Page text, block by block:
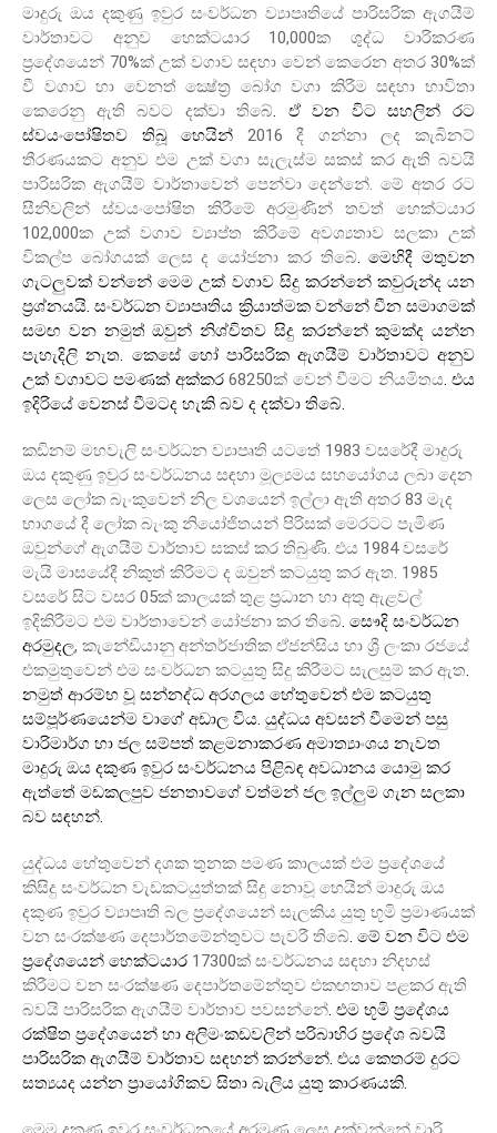
මාදුරු ඔය දකුණු ඉවුර සංවර්ධන ව්‍යාපෘතියේ පාරිසරික ඇගයීම්
වාර්තාවට අනුව හෙක්ටයාර 10,000ක ශුද්ධ වාරිකරණ
ප්‍රදේශයෙන් 70%ක් උක් වගාව සඳහා වෙන් කෙරෙන අතර 30%ක්
වී වගාව හා වෙනත් ක්‍ෂේත්‍ර බෝග වගා කිරීම සඳහා භාවිතා
කෙරෙනු ඇති බවට දක්වා තිබේ. ඒ වන විට සහලින් රට
ස්වයංපෝෂිතව තිබූ හෙයින් 2016
දී ගන්නා ලද කැබිනට්
තීරණයකට අනුව එම උක් වගා සැලැස්ම සකස් කර ඇති බවයි
පාරිසරික ඇගයීම් වාර්තාවෙන් පෙන්වා දෙන්නේ.මේ අතර රට
සීනිවලින් ස්වයංපෝෂිත කිරීමේ අරමුණින් තවත් හෙක්ටයාර
102,000ක උක් වගාව ව්‍යාප්ත කිරීමේ අවශ්‍යතාව සලකා උක්
විකල්ප බෝගයක් ලෙස ද යෝජනා කර තිබේ.මෙහිදී මතුවන
ගැටලුවක් වන්නේ මෙම උක් වගාව සිදු කරන්නේ කවුරුන්ද යන
ප්‍රශ්නයයි.සංවර්ධන ව්‍යාපෘතිය ක්‍රියාත්මක වන්නේ චීන සමාගමක්
සමඟ වන නමුත් ඔවුන් නිශ්චිතව සිදු කරන්නේ කුමක්ද යන්න
පැහැදිලි නැත. කෙසේ හෝ පාරිසරික ඇගයීම් වාර්තාවට අනුව
උක් වගාවට පමණක් අක්කර 68250ක් වෙන් වීමට නියමිතය. එය
ඉදිරියේ වෙනස් වීමටද හැකි බව ද දක්වා තිබේ.
කඩිනම් මහවැලි සංවර්ධන ව්‍යාපෘති යටතේ 1983 වසරේදී මාදුරු
ඔය දකුණු ඉවුර සංවර්ධනය සඳහා මූල්‍යමය සහයෝගය ලබා දෙන
ලෙස ලෝක බැංකුවෙන් නිල වශයෙන් ඉල්ලා ඇති අතර 83 මැද
භාගයේ දී ලෝක බැංකු නියෝජිතයන් පිරිසක් මෙරටට පැමිණ
ඔවුන්ගේ ඇගයීම් වාර්තාව සකස් කර තිබුණි. එය 1984 වසරේ
මැයි මාසයේදී නිකුත් කිරීමට ද ඔවුන් කටයුතු කර ඇත. 1985
වසරේ සිට වසර 05ක් කාලයක් තුළ ප්‍රධාන හා අතු ඇළවල්
ඉදිකිරීමට එම වාර්තාවෙන් යෝජනා කර තිබේ. සෞදි සංවර්ධන
අරමුදල, කැනේඩියානු අන්තර්ජාතික ඒජන්සිය හා ශ්‍රී ලංකා රජයේ
එකමුතුවෙන් එම සංවර්ධන කටයුතු සිදු කිරීමට සැලසුම් කර ඇත.
නමුත් ආරම්භ වූ සන්නද්ධ අරගලය හේතුවෙන් එම කටයුතු
සම්පූර්ණයෙන්ම වාගේ අඩාල විය. යුද්ධය අවසන් වීමෙන් පසු
වාරිමාර්ග හා ජල සම්පත් කළමනාකරණ අමාත්‍යාංශය නැවත
මාදුරු ඔය දකුණ ඉවුර සංවර්ධනය පිළිබඳ අවධානය යොමු කර
ඇත්තේ මඩකලපුව ජනතාවගේ වත්මන් ජල ඉල්ලුම ගැන සලකා
බව සඳහන්.
යුද්ධය හේතුවෙන් දශක තුනක පමණ කාලයක් එම ප්‍රදේශයේ
කිසිදු සංවර්ධන වැඩකටයුත්තක් සිදු නොවූ හෙයින් මාදුරු ඔය
දකුණ ඉවුර ව්‍යාපෘති බල ප්‍රදේශයෙන් සැලකිය යුතු භූමි ප්‍රමාණයක්
වන සංරක්ෂණ දෙපාර්තමේන්තුවට පැවරී තිබේ. මේ වන විට එම
ප්‍රදේශයෙන් හෙක්ටයාර 17300ක් සංවර්ධනය සඳහා නිදහස්
කිරීමට වන සංරක්ෂණ දෙපාර්තමේන්තුව එකඟතාව පළකර ඇති
බවයි පාරිසරික ඇගයීම් වාර්තාව පවසන්නේ. එම භූමි ප්‍රදේශය
රක්ෂිත ප්‍රදේශයෙන් හා අලිමංකඩවලින් පරිබාහිර ප්‍රදේශ බවයි
පාරිසරික ඇගයීම් වාර්තාව සඳහන් කරන්නේ. එය කෙතරම් දුරට
සත්‍යයද යන්න ප්‍රායෝගිකව සිතා බැලිය යුතු කාරණයකි.